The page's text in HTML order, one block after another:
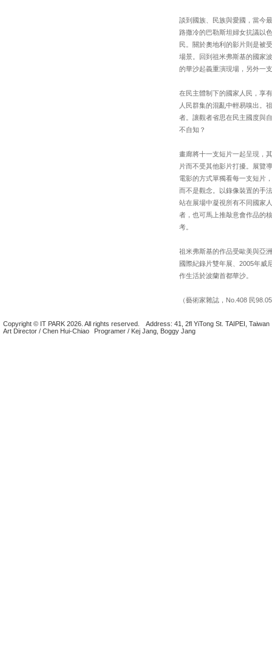
談到國族、民族與愛國，當今
路撒冷的巴勒斯坦婦女抗議以
民。關於奧地利的影片則是被
場景。回到祖米弗斯基的國家
的華沙起義重演現場，另外一
在民主體制下的國家人民，享
人民群集的混亂中輕易嗅出。
者。讓觀者省思在民主國度與
不自知？
畫廊將十一支短片一起呈現，
片而不受其他影片打擾。展覽
電影的方式單獨看每一支短片
而不是觀念。以錄像裝置的手
站在展場中凝視所有不同國家
者，也可馬上推敲意會作品的
考。
祖米弗斯基的作品受歐美與亞
國際紀錄片雙年展、2005年威
作生活於波蘭首都華沙。
（藝術家雜誌，No.408 民
Copyright © IT PARK 2026. All rights reserved.
Address: 41, 2fl YiTong St. TAIPEI, Taiwan
Art Director / Chen Hui-Chiao
Programer / Kej Jang, Boggy Jang